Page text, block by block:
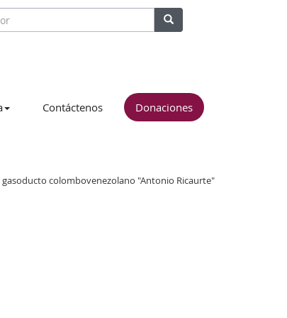
Contáctenos Donaciones
colombovenezolano "Antonio Ricaurte"